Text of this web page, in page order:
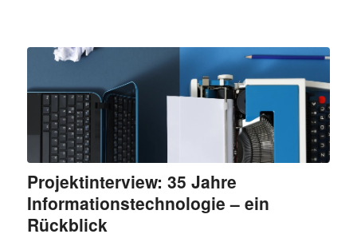
Projektinterview: 35 Jahre
Informationstechnologie – ein
Rückblick